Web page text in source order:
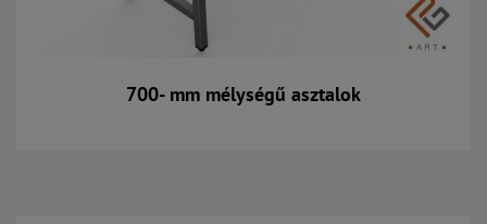
700- mm mélységű asztalok